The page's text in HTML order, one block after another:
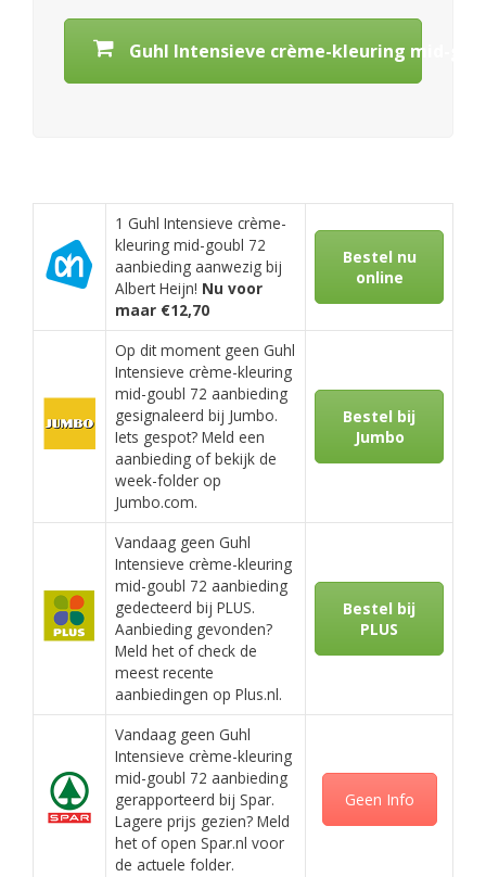
Guhl Intensieve crème-kleuring mid-
1 Guhl Intensieve crème-
kleuring mid-goubl 72
aanbieding aanwezig bij
Albert Heijn! Nu voor
maar €12,70
Bestel nu
online
Op dit moment geen Guhl
Intensieve crème-kleuring
mid-goubl 72 aanbieding
gesignaleerd bij Jumbo.
Iets gespot? Meld een
aanbieding of bekijk de
week-folder op
Jumbo.com.
Bestel bij
Jumbo
Vandaag geen Guhl
Intensieve crème-kleuring
mid-goubl 72 aanbieding
gedecteerd bij PLUS.
Aanbieding gevonden?
Meld het of check de
meest recente
aanbiedingen op Plus.nl.
Bestel bij
PLUS
Vandaag geen Guhl
Intensieve crème-kleuring
mid-goubl 72 aanbieding
gerapporteerd bij Spar.
Lagere prijs gezien? Meld
het of open Spar.nl voor
de actuele folder.
Geen Info